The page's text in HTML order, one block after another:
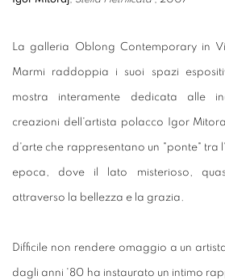
La galleria Oblong Contemporary in
Marmi raddoppia i suoi spazi
mostra interamente dedicata alle
creazioni dell'artista polacco Igor
d'arte che rappresentano un "ponte" tra
epoca, dove il lato misterioso,
attraverso la bellezza e la grazia.
Difficile non rendere omaggio a un
dagli anni '80 ha instaurato un intimo